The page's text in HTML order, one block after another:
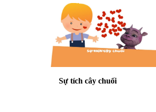
Sự tích cây chuối